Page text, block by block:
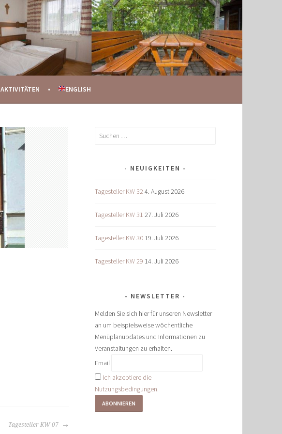
AKTIVITÄTEN ENGLISH
Tagesteller KW 07
Suchen
NEUIGKEITEN
Tagesteller KW 324. August 2026
Tagesteller KW 31 27. Juli 2026
Tagesteller KW 30 19. Juli 2026
Tagesteller KW 29 14. Juli 2026
NEWSLETTER
Melden Sie sich hier für unseren Newsletter
an um beispielsweise wöchentliche
Menüplanupdates und Informationen zu
Veranstaltungen zu erhalten.
Email
Ich akzeptiere die
Nutzungsbedingungen.